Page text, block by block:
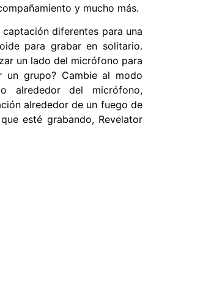
y mucho más.
diferentes para una
para grabar en solitario.
un lado del micrófono para
grupo? Cambie al modo
alrededor del micrófono,
alrededor de un fuego de
esté grabando, Revelator